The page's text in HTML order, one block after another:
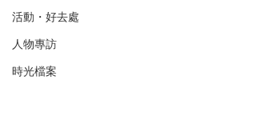
活動・好去處
人物專訪
時光檔案